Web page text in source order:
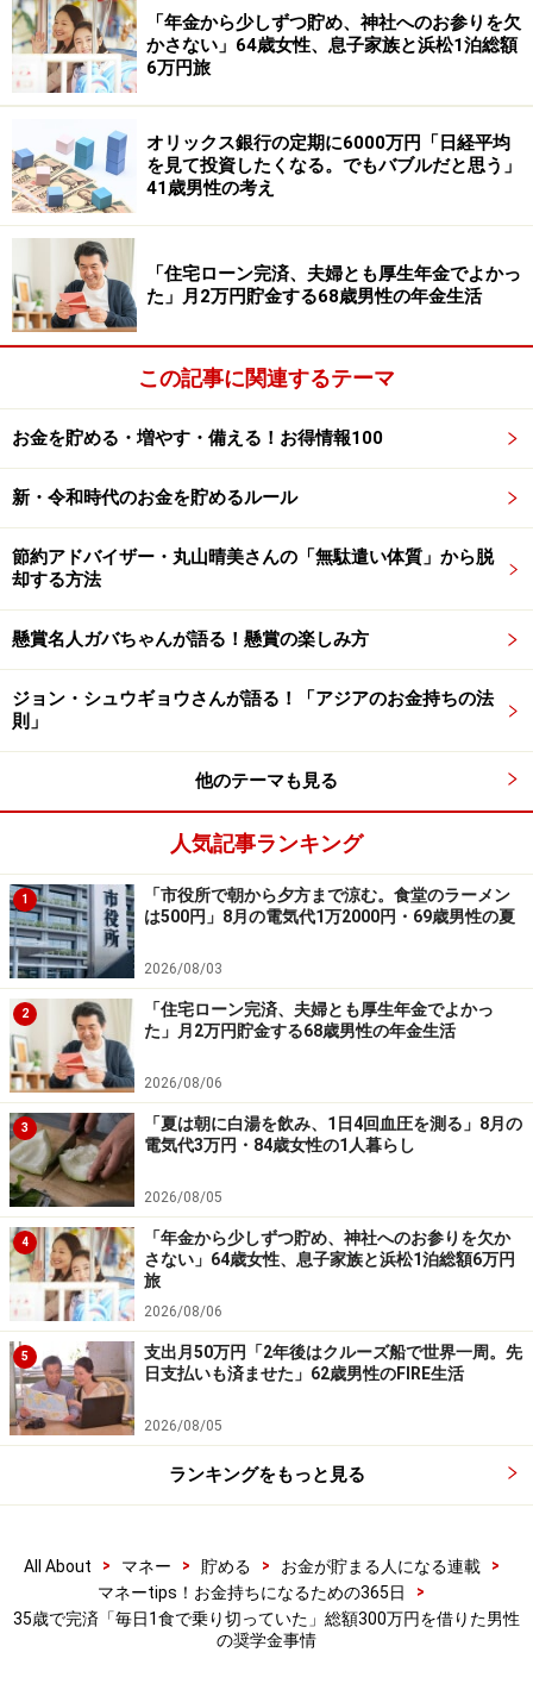
返済したい、という思いが強かった。当時は副業もして
いたので返済額を上げることができた。借金という考え
があったので、1年でも早く終わるよう心掛けました」
と語ります。
完済時は「やっと終わった、という気持ちでいっぱいで
した」とのこと。「少しずつ貯金をするようになり、20
代ではできなかった交際や恋愛に積極性がでました」と
話します。
奨学金について「借りてよかった」と回答。「借りなけ
れば大学に通えませんでしたし、今の職にも就けていな
いのでよかったと思います」と語ります。返済経験を通
じて「今でも借金やローンはなるべくしないようにして
います。返済が大変、という経験を20代で学びました
メントしました。
奨学金の返済に関するエピソードを募集中
です
ください。投稿はこちらから
ーーーーーーーーーーーーーーーー
※エピソードは投稿者の当時のものです。現在とはサー
ビスや金額などの情報が異なることがございます
※投稿エピソードのため、内容の正確性を保証するもの
ではございません
※記事内容は執筆時点のものです。最新の内容をご確認くださ
い。
本記事の内容は一般的な情報提供を目的としており、特定の金融
商品や投資行動を推奨するものではありません。
投資や資産運用に関する最終的なご判断はご自身の責任において
行ってください。
掲載情報の正確性・完全性については十分に配慮しております
が、その内容を保証するものではなく、これに基づく損失・損害
などについて当社は一切の責任を負いません。
最新の情報や詳細については、必ず各金融機関やサービス提供者
の公式情報をご確認ください。
【編集部からのお知らせ】
・「家計」について、
中です！
※抽選で20名にAmazonギフト券1000円分プレゼント
※謝礼付きの限定アンケートやモニター企画に参加が可能に
なります
「年金から少しずつ貯め、神社へのお参りを欠
かさない」64歳女性、息子家族と浜松1泊総額
6万円旅
オリックス銀行の定期に6000万円「日経平均
を見て投資したくなる。でもバブルだと思う」
41歳男性の考え
「住宅ローン完済、夫婦とも厚生年金でよかっ
た」月2万円貯金する68歳男性の年金生活
この記事に関連するテーマ
お金を貯める・増やす・備える！お得情報100
新・令和時代のお金を貯めるルール
節約アドバイザー・丸山晴美さんの「無駄遣い体質」から脱
却する方法
懸賞名人ガバちゃんが語る！懸賞の楽しみ方
ジョン・シュウギョウさんが語る！「アジアのお金持ちの法
則」
他のテーマも見る
人気記事ランキング
1
「市役所で朝から夕方まで涼む。食堂のラーメン
は500円」8月の電気代1万2000円・69歳男性の夏
2026/08/03
2
「住宅ローン完済、夫婦とも厚生年金でよかっ
た」月2万円貯金する68歳男性の年金生活
2026/08/06
3
「夏は朝に白湯を飲み、1日4回血圧を測る」8月の
電気代3万円・84歳女性の1人暮らし
2026/08/05
4
「年金から少しずつ貯め、神社へのお参りを欠か
さない」64歳女性、息子家族と浜松1泊総額6万円
旅
2026/08/06
5
支出月50万円「2年後はクルーズ船で世界一周。先
日支払いも済ませた」62歳男性のFIRE生活
2026/08/05
ランキングをもっと見る
All About > マネー > 貯める > お金が貯まる人になる連載
>
マネーtips！お金持ちになるための365日
>
35歳で完済「毎日1食で乗り切っていた」総額300万円を借りた男性
の奨学金事情